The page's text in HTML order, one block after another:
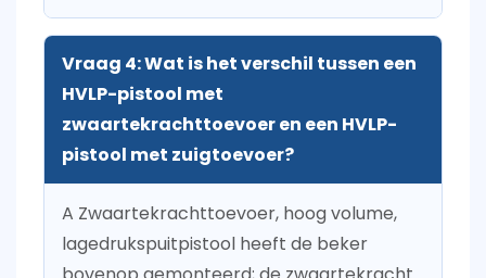
Vraag 4: Wat is het verschil tussen een
HVLP-pistool met
zwaartekrachttoevoer en een HVLP-
pistool met zuigtoevoer?
A Zwaartekrachttoevoer, hoog volume,
lagedrukspuitpistool heeft de beker